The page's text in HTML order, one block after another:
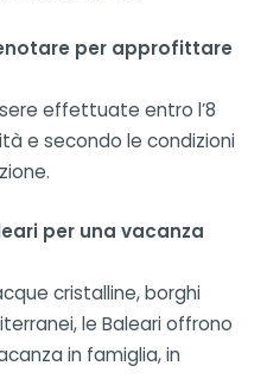
per approfittare
effettuate entro l’8
e secondo le condizioni
per una vacanza
cristalline, borghi
le Baleari offrono
in famiglia, in